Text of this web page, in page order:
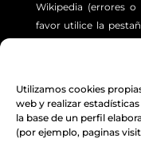
Utilizamos cookies
web y realizar
la base de un perfil
(por ejemplo, paginas
Wikipedia (errores
favor utilice la
Aviso Legal,
cookies